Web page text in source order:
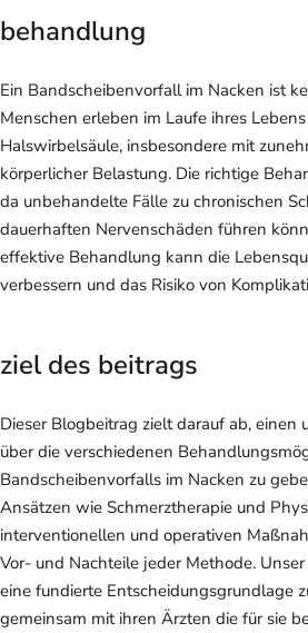
behandlung
Ein Bandscheibenvorfall im Nacken ist
Menschen erleben im Laufe ihres
Halswirbelsäule, insbesondere mit
körperlicher Belastung. Die richtige
da unbehandelte Fälle zu chronischen
dauerhaften Nervenschäden führen
effektive Behandlung kann die
verbessern und das Risiko von
ziel des beitrags
Dieser Blogbeitrag zielt darauf ab, einen
über die verschiedenen
Bandscheibenvorfalls im Nacken zu
Ansätzen wie Schmerztherapie und
interventionellen und operativen
Vor- und Nachteile jeder Methode.
eine fundierte Entscheidungsgrundlage
gemeinsam mit ihren Ärzten die für sie